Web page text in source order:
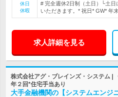
休日
休暇
# 完全週休2日制（土日）└土
いただきます。* 祝日* GW* 年
求人詳細を見る
株式会社アグ・ブレインズ・システム |
年２回*住宅手当あり
大手金融機関の【システムエン